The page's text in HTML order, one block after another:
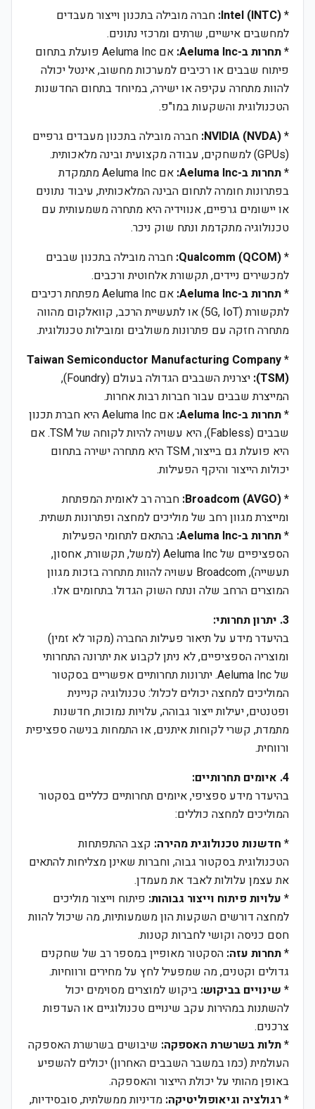
*
Intel (INTC): חברה מובילה בתכנון וייצור מעבדים
למחשבים אישיים, שרתים ומרכזי נתונים.
*תחרות ב-Aeluma Inc:
אם Aeluma Inc פועלת בתחום
פיתוח שבבים או רכיבים למערכות מחשוב, אינטל יכולה
להוות מתחרה עקיפה או ישירה, במיוחד בתחום החדשנות
הטכנולוגית והשקעות במו"פ.
*
NVIDIA (NVDA): חברה מובילה בתכנון מעבדים גרפיים
(GPUs) למשחקים, עבודה מקצועית ובינה מלאכותית.
*תחרות ב-Aeluma Inc:
אם Aeluma Inc מתמקדת
בפתרונות חומרה לתחום הבינה המלאכותית, עיבוד נתונים
או יישומים גרפיים, אנווידיה היא מתחרה משמעותית עם
טכנולוגיה מתקדמת ונתח שוק ניכר.
*
Qualcomm (QCOM): חברה מובילה בתכנון שבבים
למכשירים ניידים, תקשורת אלחוטית ורכבים.
*תחרות ב-Aeluma Inc:
אם Aeluma Inc מפתחת רכיבים
לתקשורת (5G, IoT) או לתעשיית הרכב, קוואלקום מהווה
מתחרה חזקה עם פתרונות משולבים ומובילות טכנולוגית.
*
Taiwan Semiconductor Manufacturing Company
(TSM):
יצרנית השבבים הגדולה בעולם (Foundry),
המייצרת שבבים עבור חברות רבות אחרות.
*תחרות ב-Aeluma Inc:
אם Aeluma Inc היא חברת תכנון
שבבים (Fabless), היא עשויה להיות לקוחה של TSM. אם
היא פועלת גם בייצור, TSM היא מתחרה ישירה בתחום
יכולות הייצור והיקף הפעילות.
*
Broadcom (AVGO): חברה רב לאומית המפתחת
ומייצרת מגוון רחב של מוליכים למחצה ופתרונות תשתית.
*תחרות ב-Aeluma Inc:
בהתאם לתחומי הפעילות
הספציפיים של Aeluma Inc (למשל, תקשורת, אחסון,
תעשייה), Broadcom עשויה להוות מתחרה בזכות מגוון
המוצרים הרחב שלה ונתח השוק הגדול בתחומים אלו.
3. יתרון תחרותי:
בהיעדר מידע על תיאור פעילות החברה (מקור לא זמין)
ומוצריה הספציפיים, לא ניתן לקבוע את יתרונה התחרותי
של Aeluma Inc. יתרונות תחרותיים אפשריים בסקטור
המוליכים למחצה יכולים לכלול: טכנולוגיה קניינית
ופטנטים, יעילות ייצור גבוהה, עלויות נמוכות, חדשנות
מתמדת, קשרי לקוחות איתנים, או התמחות בנישה ספציפית
ורווחית.
4. איומים תחרותיים:
בהיעדר מידע ספציפי, איומים תחרותיים כלליים בסקטור
המוליכים למחצה כוללים:
* חדשנות טכנולוגית מהירה: קצב ההתפתחות
הטכנולוגית בסקטור גבוה, וחברות שאינן מצליחות להתאים
את עצמן עלולות לאבד את מעמדן.
* עלויות פיתוח וייצור גבוהות: פיתוח וייצור מוליכים
למחצה דורשים השקעות הון משמעותיות, מה שיכול להוות
חסם כניסה וקושי לחברות קטנות.
*תחרות עזה: הסקטור מאופיין במספר רב של שחקנים
גדולים וקטנים, מה שמפעיל לחץ על מחירים ורווחיות.
* שינויים בביקוש: ביקוש למוצרים מסוימים יכול
להשתנות במהירות עקב שינויים טכנולוגיים או העדפות
צרכנים.
*תלות בשרשרת האספקה: שיבושים בשרשרת האספקה
העולמית (כמו במשבר השבבים האחרון) יכולים להשפיע
באופן מהותי על יכולת הייצור והאספקה.
*רגולציה וגיאופוליטיקה: מדיניות ממשלתית, סובסידיות,